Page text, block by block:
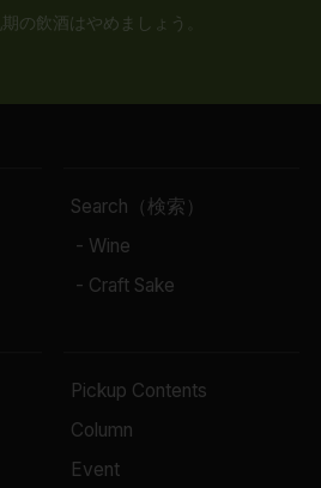
の飲酒はやめましょう。
Search（検索）
- Wine
- Craft Sake
Pickup Contents
Column
Event